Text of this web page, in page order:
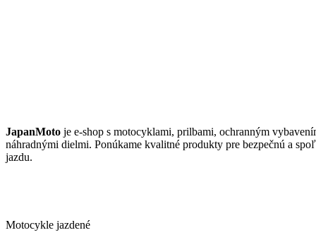
JapanMoto je e-shop s motocyklami, prilbami, ochranným
náhradnými dielmi. Ponúkame kvalitné produkty pre bezpečnú a
jazdu.
Motocykle jazdené